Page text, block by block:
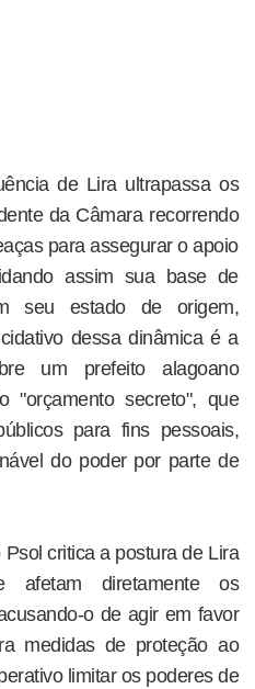
de Lira ultrapassa os
da Câmara recorrendo
para assegurar o apoio
assim sua base de
seu estado de origem,
dessa dinâmica é a
um prefeito alagoano
"orçamento secreto", que
para fins pessoais,
do poder por parte de
critica a postura de Lira
afetam diretamente os
o de agir em favor
medidas de proteção ao
limitar os poderes de